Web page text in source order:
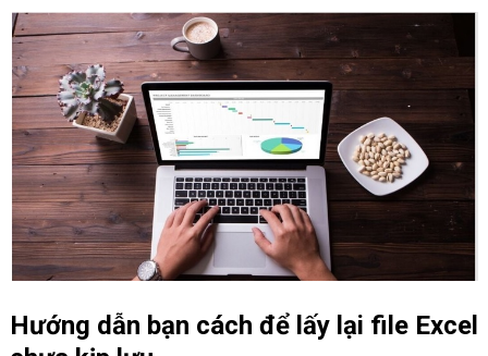
Hướng dẫn bạn cách để lấy lại file Excel